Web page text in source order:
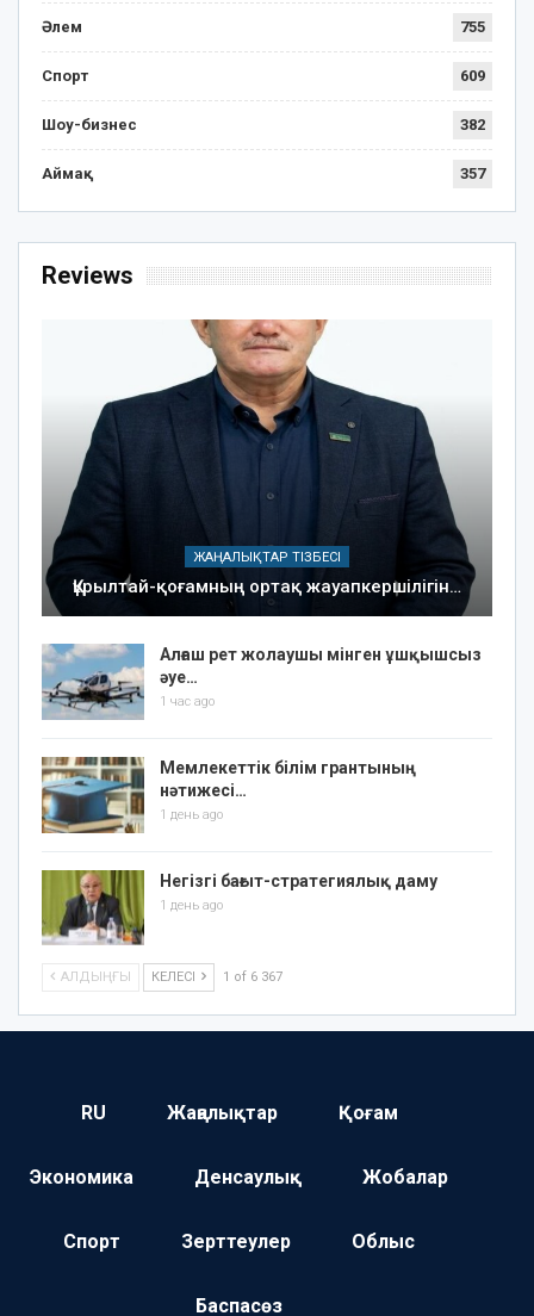
Әлем 755
Спорт 609
Шоу-бизнес 382
Аймақ 357
Reviews
ЖАҢАЛЫҚТАР ТІЗБЕСІ
Құрылтай-қоғамның ортақ жауапкершілігін…
Алғаш рет жолаушы мінген ұшқышсыз
әуе…
1 час ago
Мемлекеттік білім грантының
нәтижесі…
1 день ago
Негізгі бағыт-стратегиялық даму
1 день ago
АЛДЫҢҒЫ КЕЛЕСІ 1 of 6 367
RU Жаңалықтар Қоғам
Экономика Денсаулық Жобалар
Спорт Зерттеулер Облыс
Баспасөз